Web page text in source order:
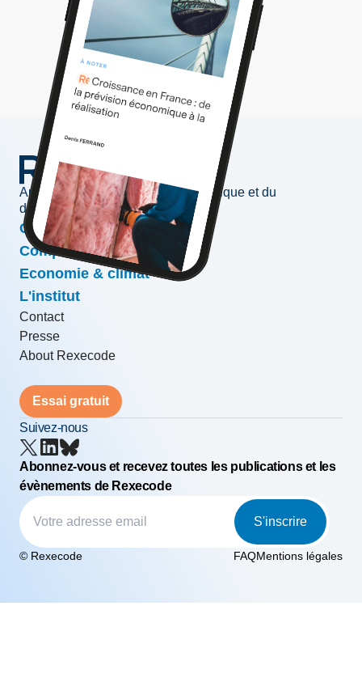
Au service de l'information économique et du
développement des entreprises
Conjoncture & prévisions
Compétitivité & croissance
Economie & climat
L'institut
Contact
Presse
About Rexecode
Essai gratuit
Suivez-nous
Abonnez-vous et recevez toutes les publications et les
évènements de Rexecode
S'inscrire
© Rexecode FAQMentions légales